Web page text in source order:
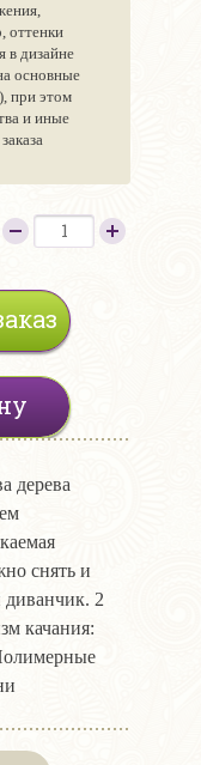
оттенки
в дизайне
основные
при этом
и иные
дерева
снять и
диванчик. 2
качания: